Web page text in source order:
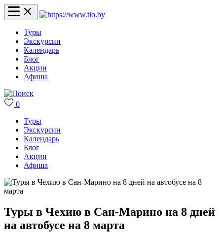
Туры
Экскурсии
Календарь
Блог
Акции
Афиша
0
Туры
Экскурсии
Календарь
Блог
Акции
Афиша
Туры в Чехию в Сан-Марино на 8 дней
на автобусе на 8 марта